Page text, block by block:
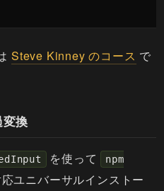
Steve Kinney のコース で
換
を使って
npm
応ユニバーサルインストー